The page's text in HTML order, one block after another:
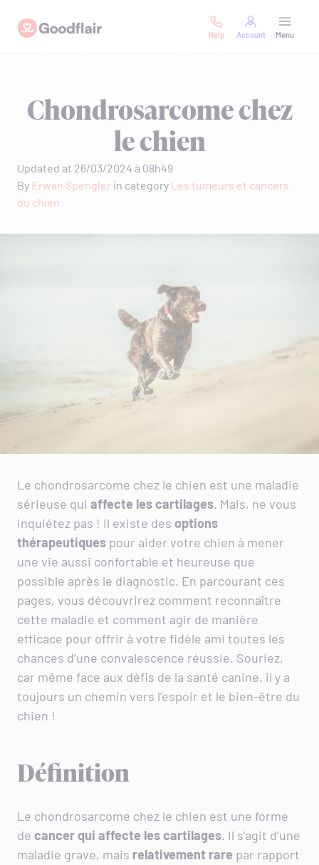
content
Goodflair
Help Account Menu
Chondrosarcome chez
le chien
Updated at 26/03/2024 à 08h49
By Erwan Spengler in category Les tumeurs et cancers
du chien
Le chondrosarcome chez le chien est une maladie
sérieuse qui affecte lescartilages. Mais, ne vous
inquiétez pas ! Il existe des options
thérapeutiques pour aider votre chien à mener
une vie aussi confortable et heureuse que
possible après le diagnostic. En parcourant ces
pages, vous découvrirez comment reconnaître
cette maladie et comment agir de manière
efficace pour offrir à votre fidèle ami toutes les
chances d’une convalescence réussie. Souriez,
car même face aux défis de la santé canine, il y a
toujours un chemin vers l’espoir et le bien-être du
chien !
Définition
Le chondrosarcome chez le chien est une forme
de cancer qui affecte les cartilages. Il s’agit d’une
maladie grave, mais relativement rare par rapport